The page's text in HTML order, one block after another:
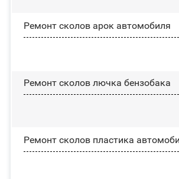
Ремонт сколов арок автомобиля
Ремонт сколов лючка бензобака
Ремонт сколов пластика